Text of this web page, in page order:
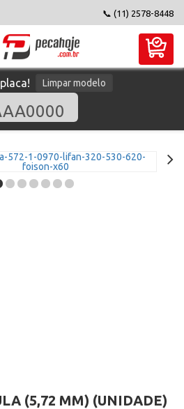
📞 (11) 2578-8448
Limpar modelo
(5,72 MM) (UNIDADE)